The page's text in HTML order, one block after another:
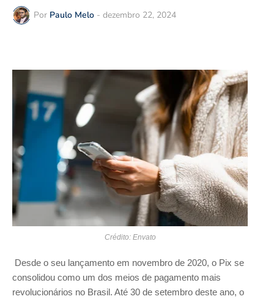
Por Paulo Melo - dezembro 22, 2024
Crédito: Envato
Desde o seu lançamento em novembro de 2020, o Pix se
consolidou como um dos meios de pagamento mais
revolucionários no Brasil. Até 30 de setembro deste ano, o